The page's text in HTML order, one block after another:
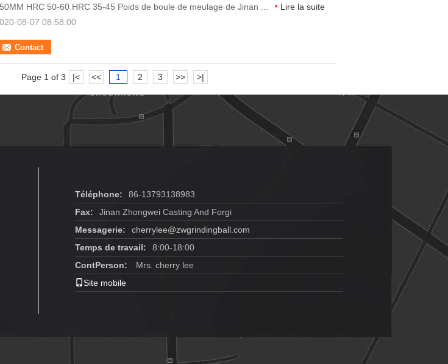
Contact
HRC 50-60 HRC 35-45 Poids de boule de meulage de Jinan ...
Lire la suite
08-07 08:58:00
Page 1 of 3 |< << 1 2 3 >> >|
Téléphone:
86-13793138983
Fax:
Jinan Zhongwei Casting And Forgi
Messagerie:
cherrylee@zwgrindingball.com
Temps de travail:
8:00-18:00
ContPerson:
Mrs. cherry lee
Site mobile